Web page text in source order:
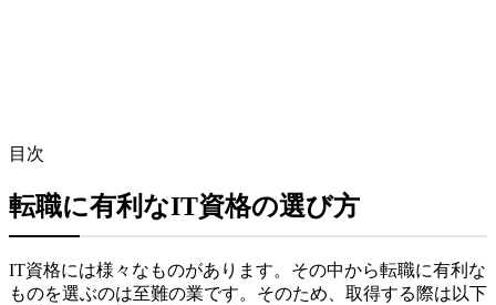
目次
転職に有利なIT資格の選び方
IT資格には様々なものがあります。その中から転職に有利な
ものを選ぶのは至難の業です。そのため、取得する際は以下